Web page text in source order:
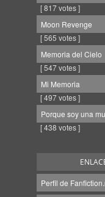
[ 817 votes ]
Moon Revenge
[ 565 votes ]
Memoria del Cielo
[ 547 votes ]
Mi Memoria
[ 497 votes ]
Porque soy una
[ 438 votes ]
Perfil de